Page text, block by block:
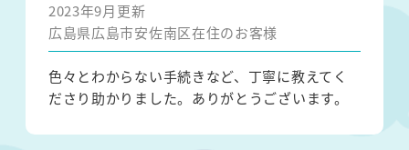
2023年9月更新
広島県広島市安佐南区在住のお客様
色々とわからない手続きなど、丁寧に教えてく
ださり助かりました。ありがとうございます。